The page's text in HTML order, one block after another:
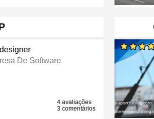
De Software
4 avaliações
3 comentários